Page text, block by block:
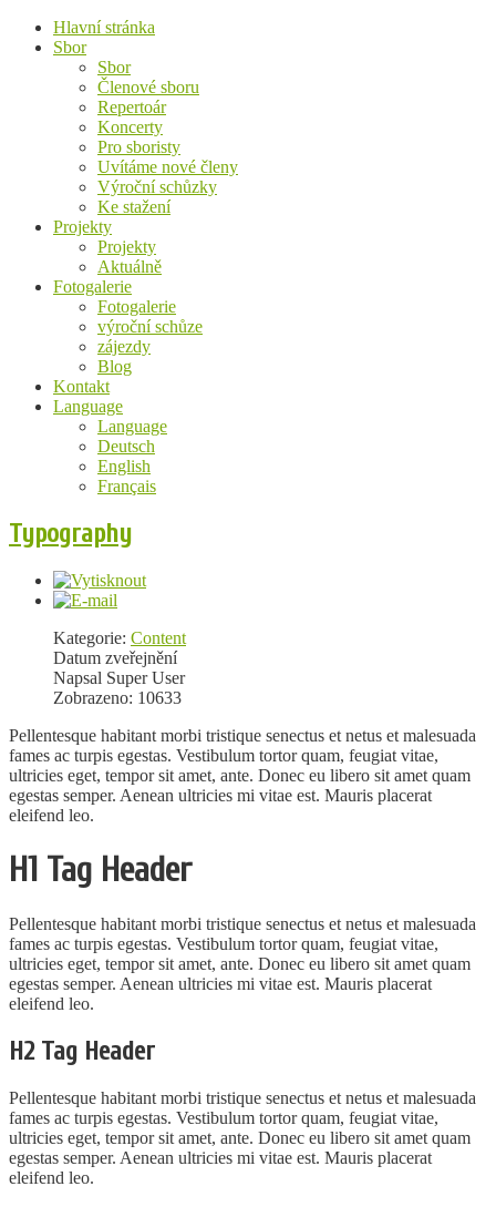
Hlavní stránka
Sbor
Sbor
Členové sboru
Repertoár
Koncerty
Pro sboristy
Uvítáme nové členy
Výroční schůzky
Ke stažení
Projekty
Projekty
Aktuálně
Fotogalerie
Fotogalerie
výroční schůze
zájezdy
Blog
Kontakt
Language
Language
Deutsch
English
Français
Typography
Kategorie: Content
Datum zveřejnění
Napsal Super User
Zobrazeno: 10633
Pellentesque habitant morbi tristique senectus et netus et malesuada
fames ac turpis egestas. Vestibulum tortor quam, feugiat vitae,
ultricies eget, tempor sit amet, ante. Donec eu libero sit amet quam
egestas semper. Aenean ultricies mi vitae est. Mauris placerat
eleifend leo.
H1 Tag Header
Pellentesque habitant morbi tristique senectus et netus et malesuada
fames ac turpis egestas. Vestibulum tortor quam, feugiat vitae,
ultricies eget, tempor sit amet, ante. Donec eu libero sit amet quam
egestas semper. Aenean ultricies mi vitae est. Mauris placerat
eleifend leo.
H2 Tag Header
Pellentesque habitant morbi tristique senectus et netus et malesuada
fames ac turpis egestas. Vestibulum tortor quam, feugiat vitae,
ultricies eget, tempor sit amet, ante. Donec eu libero sit amet quam
egestas semper. Aenean ultricies mi vitae est. Mauris placerat
eleifend leo.